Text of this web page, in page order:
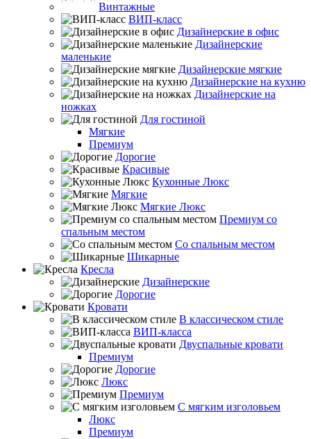
Винтажные
ВИП-класс
Дизайнерские в офис
Дизайнерские
маленькие
Дизайнерские мягкие
Дизайнерские на кухню
Дизайнерские на
ножках
Для гостиной
Мягкие
Премиум
Дорогие
Красивые
Кухонные Люкс
Мягкие
Мягкие Люкс
Премиум со
спальным местом
Со спальным местом
Шикарные
Кресла
Дизайнерские
Дорогие
Кровати
В классическом стиле
ВИП-класса
Двуспальные кровати
Премиум
Дорогие
Люкс
Премиум
С мягким изголовьем
Люкс
Премиум